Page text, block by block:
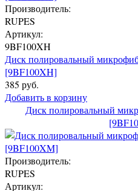
Производитель:
RUPES
Артикул:
9BF100XH
Диск полировальный
[9BF100XH]
385 руб.
Добавить в корзину
Диск полировальный
Производитель:
RUPES
Артикул: